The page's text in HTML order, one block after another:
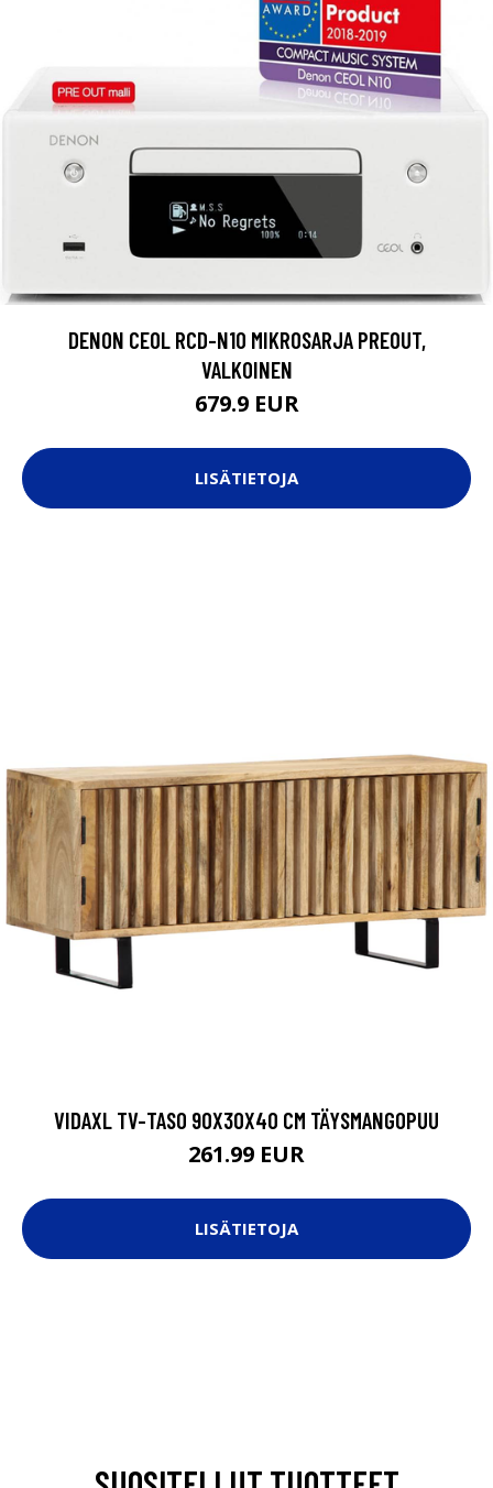
DENON CEOL RCD-N10 MIKROSARJA PREOUT,
VALKOINEN
679.9 EUR
LISÄTIETOJA
VIDAXL TV-TASO 90X30X40 CM TÄYSMANGOPUU
261.99 EUR
LISÄTIETOJA